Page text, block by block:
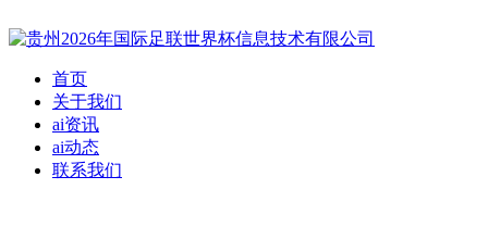
首页
关于我们
ai资讯
ai动态
联系我们